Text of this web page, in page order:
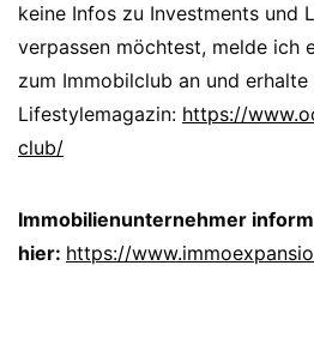
keine Infos zu Investments und
verpassen möchtest, melde ich
zum Immobilclub an und
Lifestylemagazin: https://
club/
Immobilienunternehmer
hier: https://